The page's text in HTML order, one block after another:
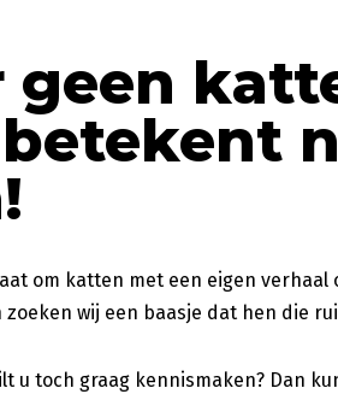
geen
om katten met een eigen verhaal
wij een baasje dat hen die
u toch graag kennismaken? Dan